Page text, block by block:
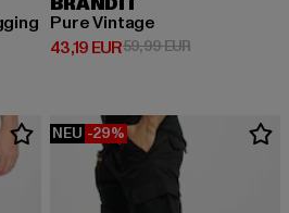
59,99 EUR
Pure Vintage
43,19 EUR
Derzeitiger Preis: 43,19 EUR
59,99 EURAktionspreis:
NEU -29%